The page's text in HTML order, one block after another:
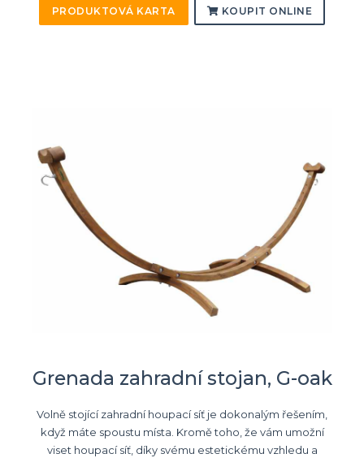
PRODUKTOVÁ KARTA KOUPIT ONLINE
Grenada zahradní stojan, G-oak
Volně stojící zahradní houpací síť je dokonalým řešením,
když máte spoustu místa. Kromě toho, že vám umožní
viset houpací síť, díky svému estetickému vzhledu a